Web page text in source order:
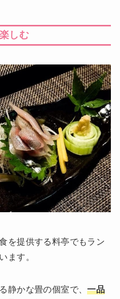
しむ
を提供する料亭でもラン
ます。
静かな畳の個室で、一品